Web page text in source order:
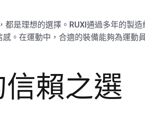
是理想的選擇。RUXI通過多年的製
。在運動中，合適的裝備能夠為運動
賴之選